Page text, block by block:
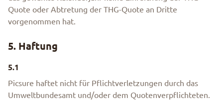
Quote oder Abtretung der THG-Quote an Dritte
vorgenommen hat.
5. Haftung
5.1
Picsure haftet nicht für Pflichtverletzungen durch das
Umweltbundesamt und/oder dem Quotenverpflichteten.